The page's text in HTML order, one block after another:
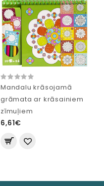
Mandalu krāsojamā
grāmata ar krāsainiem
zīmuļiem
6,61€